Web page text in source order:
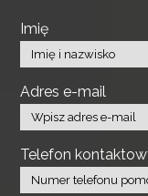
Imię
Adres e-mail
Telefon